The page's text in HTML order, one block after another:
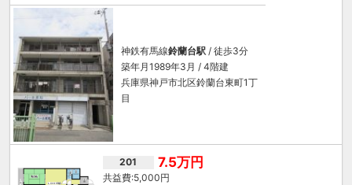
神鉄有馬線鈴蘭台駅/ 徒歩3分
築年月1989年3月 / 4階建
兵庫県神戸市北区鈴蘭台東町1丁
目
201 7.5万円
5,000円